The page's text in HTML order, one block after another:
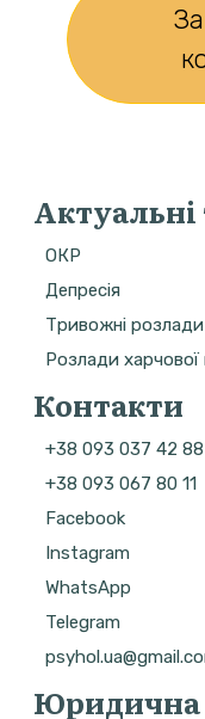
ОКР
Депресія
Тривожні розлади
Розлади харчової
Контакти
+38 093 037 42 88
+38 093 067 80 11
Facebook
Instagram
WhatsApp
Telegram
Юридична